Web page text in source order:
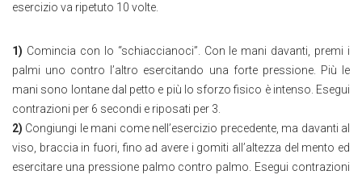
esercizio va ripetuto 10 volte.
1) Comincia con lo “schiaccianoci”. Con le mani davanti, premi i
palmi uno contro l’altro esercitando una forte pressione. Più le
mani sono lontane dal petto e più lo sforzo fisico è intenso. Esegui
contrazioni per 6 secondi e riposati per 3.
2) Congiungi le mani come nell’esercizio precedente, ma davanti al
viso, braccia in fuori, fino ad avere i gomiti all’altezza del mento ed
esercitare una pressione palmo contro palmo. Esegui contrazioni